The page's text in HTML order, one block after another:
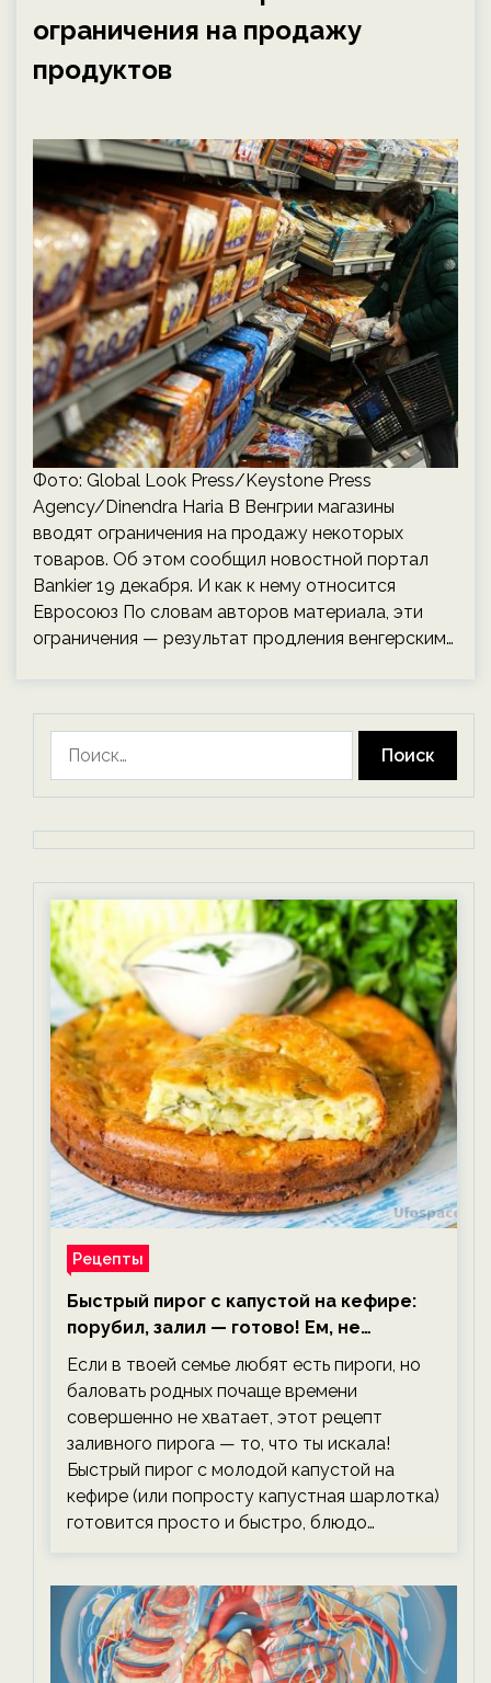
ограничения на продажу
продуктов
Фото: Global Look Press/Keystone Press
Agency/Dinendra Haria В Венгрии магазины
вводят ограничения на продажу некоторых
товаров. Об этом сообщил новостной портал
Bankier 19 декабря. И как к нему относится
Евросоюз По словам авторов материала, эти
ограничения — результат продления венгерским…
Рецепты
Быстрый пирог с капустой на кефире:
порубил, залил — готово! Ем, не
тревожась о фигуре!
Если в твоей семье любят есть пироги, но
баловать родных почаще времени
совершенно не хватает, этот рецепт
заливного пирога — то, что ты искала!
Быстрый пирог с молодой капустой на
кефире (или попросту капустная шарлотка)
готовится просто и быстро, блюдо…